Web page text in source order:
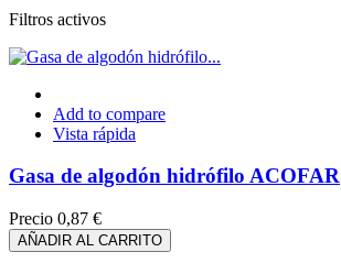
Filtros activos
Add to compare
Vista rápida
Gasa de algodón hidrófilo ACOFAR
Precio 0,87 €
AÑADIR AL CARRITO